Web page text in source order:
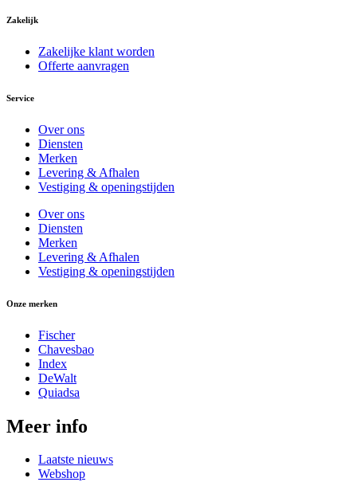
Zakelijk
Zakelijke klant worden
Offerte aanvragen
Service
Over ons
Diensten
Merken
Levering & Afhalen
Vestiging & openingstijden
Over ons
Diensten
Merken
Levering & Afhalen
Vestiging & openingstijden
Onze merken
Fischer
Chavesbao
Index
DeWalt
Quiadsa
Meer info
Laatste nieuws
Webshop